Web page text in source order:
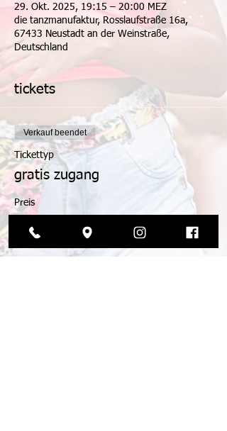
29. Okt. 2025, 19:15 – 20:00 MEZ
die tanzmanufaktur, Rosslaufstraße 16a,
67433 Neustadt an der Weinstraße,
Deutschland
tickets
Verkauf beendet
Tickettyp
gratis zugang
Preis
0,00 €